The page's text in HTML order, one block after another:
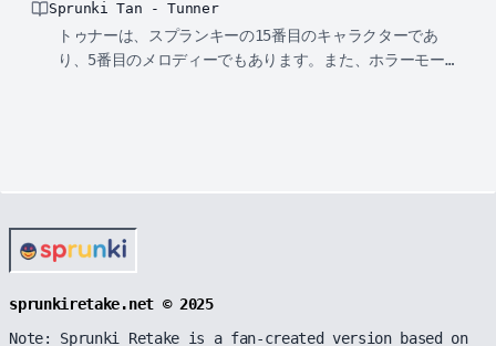
Sprunki Tan - Tunner
トゥナーは、スプランキーの15番目のキャラクターであ
り、5番目のメロディーでもあります。また、ホラーモード
sprunkiretake.net © 2025
Note: Sprunki Retake is a fan-created version based on